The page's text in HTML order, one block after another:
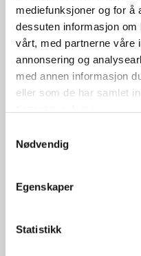
mediefunksjoner og for å
dessuten informasjon
vårt, med partnerne våre
annonsering og
med annen informasjon
eller som de har samlet
Nødvendig
Egenskaper
Statistikk
09-10
Tungbil etterutdanning
19